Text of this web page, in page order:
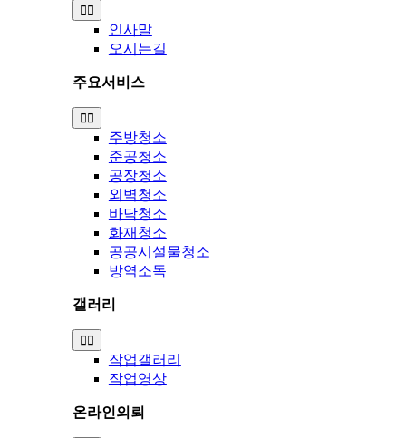
Toggle
Navigation
인사말
오시는길
주요서비스
Toggle
Navigation
주방청소
준공청소
공장청소
외벽청소
바닥청소
화재청소
공공시설물청소
방역소독
갤러리
Toggle
Navigation
작업갤러리
작업영상
온라인의뢰